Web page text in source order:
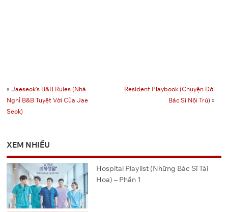
«Jaeseok’s B&B Rules (Nhà
Nghỉ B&B Tuyệt Vời Của Jae
Seok)
Resident Playbook (Chuyện Đời
Bác Sĩ Nội Trú) »
XEM NHIỀU
Hospital Playlist (Những Bác Sĩ Tài
Hoa) – Phần 1